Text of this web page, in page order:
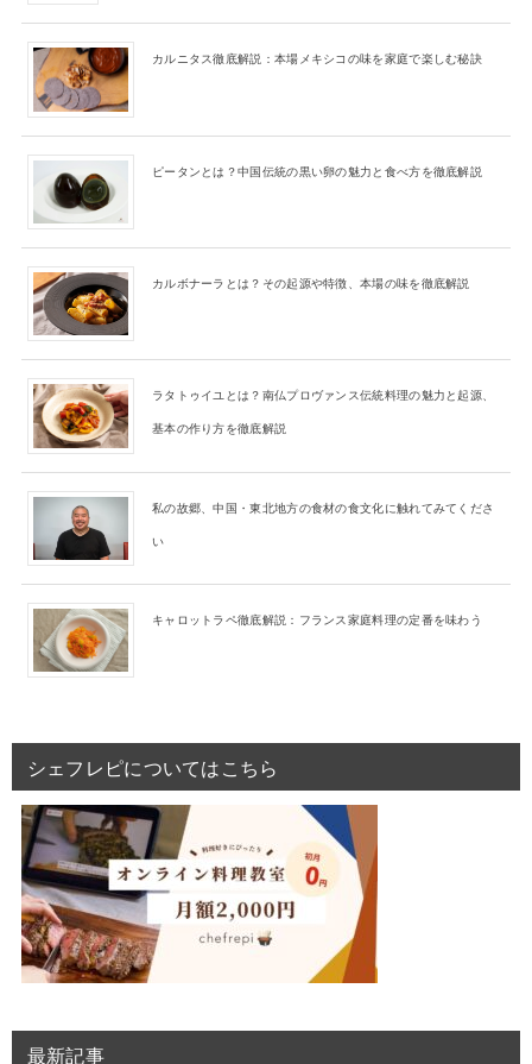
カルニタス徹底解説：本場メキシコの味を家庭で楽しむ秘訣
ピータンとは？中国伝統の黒い卵の魅力と食べ方を徹底解説
カルボナーラとは？その起源や特徴、本場の味を徹底解説
ラタトゥイユとは？南仏プロヴァンス伝統料理の魅力と起源、
基本の作り方を徹底解説
私の故郷、中国・東北地方の食材の食文化に触れてみてくださ
い
キャロットラペ徹底解説：フランス家庭料理の定番を味わう
シェフレピについてはこちら
最新記事